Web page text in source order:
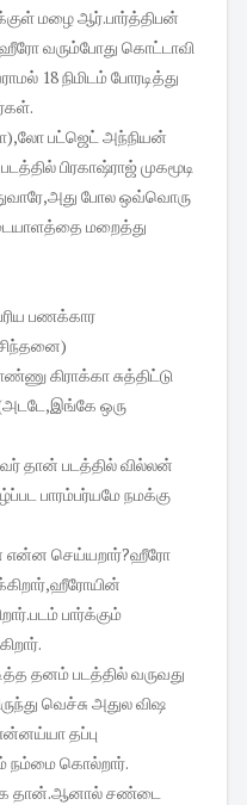
மழை ஆர்.பார்த்திபன்
ஹீரோ வரும்போது கொட்டாவி
18 நிமிடம் போரடித்து
பட்ஜெட் அந்நியன்
பிரகாஷ்ராஜ் முகமூடி
போல ஒவ்வொரு
மறைத்து
பணக்கார
கிராக்கா சுத்திட்டு
ஒரு
தான் படத்தில் வில்லன்
பாரம்பர்யமே நமக்கு
என்ன செய்யறார்?ஹீரோ
பார்க்கும்
தனம் படத்தில் வருவது
வெச்சு அதுல விஷ
தப்பு
நம்மை கொல்றார்.
தான்.ஆனால் சண்டை